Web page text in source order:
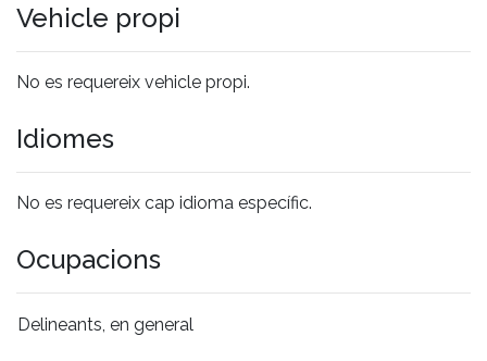
Vehicle propi
No es requereix vehicle propi.
Idiomes
No es requereix cap idioma específic.
Ocupacions
Delineants, en general